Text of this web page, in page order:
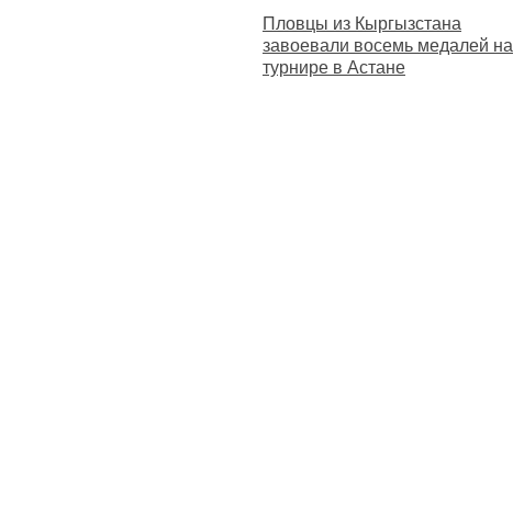
Пловцы из Кыргызстана
завоевали восемь медалей на
турнире в Астане